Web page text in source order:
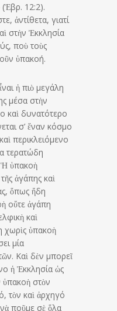
(Ἑβρ. 12:2).
ἀντίθετα, γιατί
στὴν Ἐκκλησία
ποὺ τοὺς
ὑπακοή.
ἡ πιὸ μεγάλη
μέσα στὴν
καὶ δυνατότερο
σ’ ἕναν κόσμο
περικλειόμενο
τερατώδη
Ἡ ὑπακοὴ
ἀγάπης καὶ
ὅπως ἤδη
οὔτε ἀγάπη
καὶ
χωρὶς ὑπακοὴ
μία
Καὶ δὲν μπορεῖ
ἡ Ἐκκλησία ὡς
ὑπακοὴ στὸν
τὸν καὶ ἀρχηγό
νὰ ποῦμε σὲ ὅλα